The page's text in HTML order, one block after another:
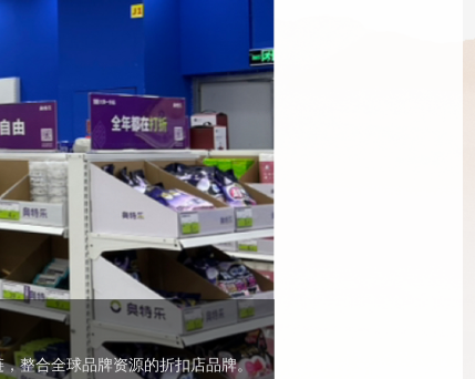
整合全球品牌资源的折扣店品牌。